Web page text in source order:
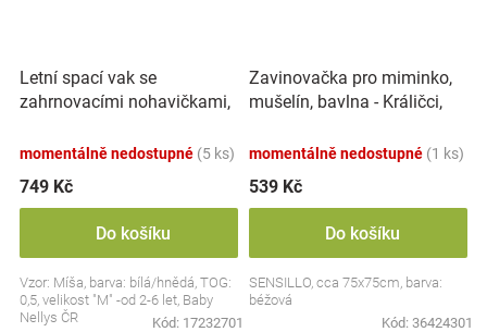
Letní spací vak se
zahrnovacími nohavičkami,
potiskem, M
momentálně nedostupné (5 ks)
749 Kč
Do košíku
Vzor: Míša, barva: bílá/hnědá, TOG:
0,5, velikost "M" -od 2-6 let, Baby
Nellys ČR
Kód: 17232701
Zavinovačka pro miminko,
mušelín, bavlna - Králičci,
momentálně nedostupné (1 ks)
539 Kč
Do košíku
SENSILLO, cca 75x75cm, barva:
béžová
Kód: 36424301